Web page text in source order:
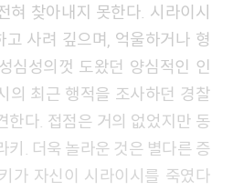
혀 찾아내지 못한다. 시라이시
사려 깊으며, 억울하거나 형
심성의껏 도왔던 양심적인 인
의 최근 행적을 조사하던 경찰
한다. 접점은 거의 없었지만 동
키. 더욱 놀라운 것은 별다른 증
가 자신이 시라이시를 죽였다